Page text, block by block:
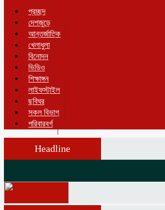
প্রচ্ছদ
দেশজুড়ে
আন্তর্জাতিক
খেলাধুলা
বিনোদন
ভিডিও
শিক্ষাঙ্গন
লাইফস্টাইল
ছবিঘর
সকল বিভাগ
পরিবারবর্গ
Headline